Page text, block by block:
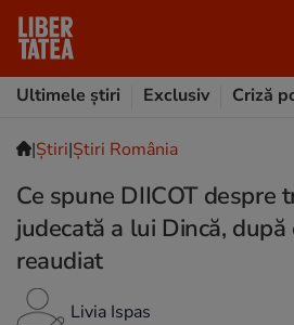
Ultimele știri
Exclusiv Criză
|Ştiri|Știri România
Ce spune DIICOT despre
judecată a lui Dincă,
reaudiat
Livia Ispas